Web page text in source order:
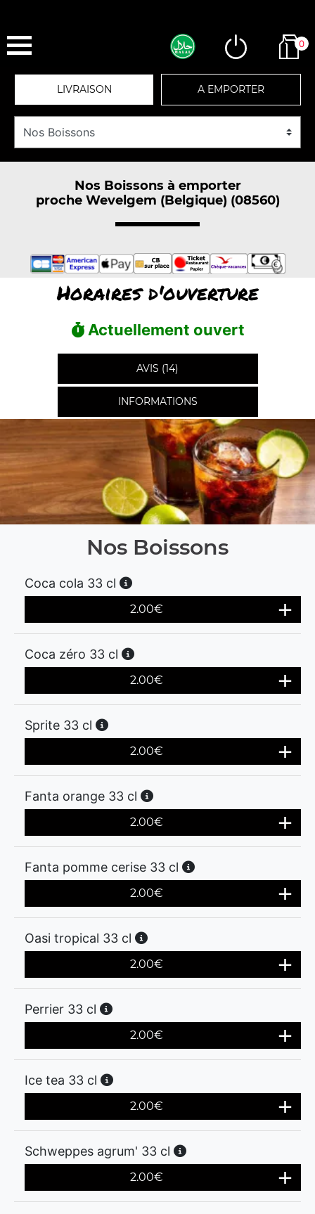
0
LIVRAISON A EMPORTER
Nos Boissons à emporter
proche Wevelgem (Belgique) (08560)
Horaires d'ouverture
Actuellement ouvert
AVIS (14)
INFORMATIONS
Nos Boissons
Coca cola 33 cl
2.00€
Coca zéro 33 cl
2.00€
Sprite 33 cl
2.00€
Fanta orange 33 cl
2.00€
Fanta pomme cerise 33 cl
2.00€
Oasi tropical 33 cl
2.00€
Perrier 33 cl
2.00€
Ice tea 33 cl
2.00€
Schweppes agrum' 33 cl
2.00€